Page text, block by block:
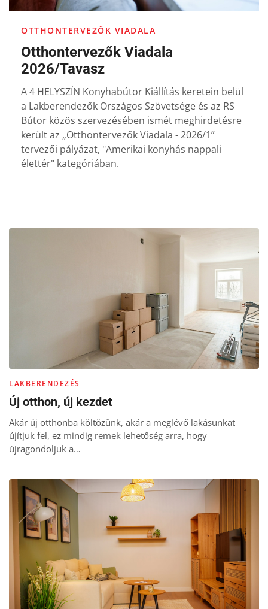
OTTHONTERVEZŐK VIADALA
Otthontervezők Viadala
2026/Tavasz
A 4 HELYSZÍN Konyhabútor Kiállítás keretein belül
a Lakberendezők Országos Szövetsége és az RS
Bútor közös szervezésében ismét meghirdetésre
került az „Otthontervezők Viadala - 2026/1”
tervezői pályázat, "Amerikai konyhás nappali
élettér" kategóriában.
LAKBERENDEZÉS
Új otthon, új kezdet
Akár új otthonba költözünk, akár a meglévő lakásunkat
újítjuk fel, ez mindig remek lehetőség arra, hogy
újragondoljuk a…